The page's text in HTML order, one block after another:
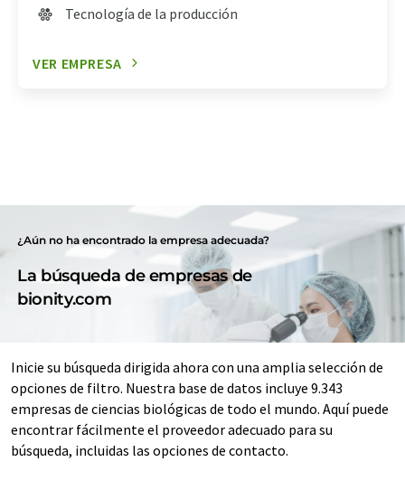
Tecnología de la producción
VER EMPRESA
¿Aún no ha encontrado la empresa adecuada?
La búsqueda de empresas de
bionity.com
Inicie su búsqueda dirigida ahora con una amplia selección de
opciones de filtro. Nuestra base de datos incluye 9.343
empresas de ciencias biológicas de todo el mundo. Aquí puede
encontrar fácilmente el proveedor adecuado para su
búsqueda, incluidas las opciones de contacto.